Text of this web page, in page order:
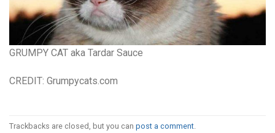
GRUMPY CAT aka Tardar Sauce
CREDIT: Grumpycats.com
Trackbacks are closed, but you can post a comment